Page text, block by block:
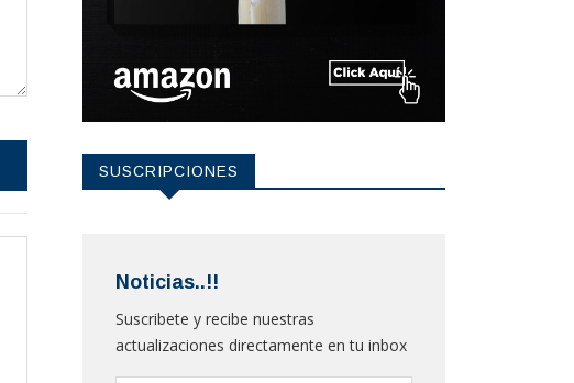
SUSCRIPCIONES
Noticias..!!
Suscribete y recibe nuestras
actualizaciones directamente en tu inbox